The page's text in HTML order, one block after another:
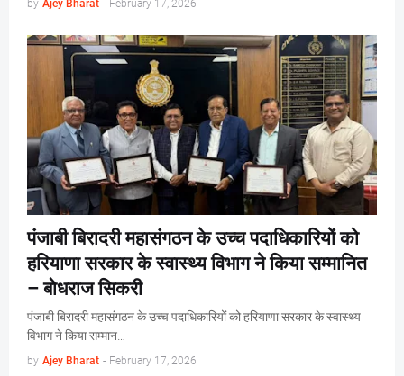
by Ajey Bharat - February 17, 2026
पंजाबी बिरादरी महासंगठन के उच्च पदाधिकारियों को
हरियाणा सरकार के स्वास्थ्य विभाग ने किया सम्मानित
– बोधराज सिकरी
पंजाबी बिरादरी महासंगठन के उच्च पदाधिकारियों को हरियाणा सरकार के स्वास्थ्य
विभाग ने किया सम्मान…
by Ajey Bharat - February 17, 2026